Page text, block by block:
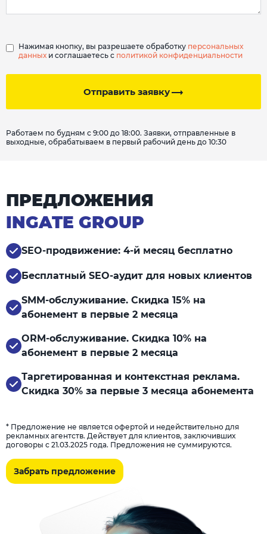
Отправить заявку
Нажимая кнопку, вы разрешаете обработку персональных
данных и соглашаетесь с политикой конфиденциальности
Работаем по будням с 9:00 до 18:00. Заявки, отправленные в
выходные, обрабатываем в первый рабочий день до 10:30
ПРЕДЛОЖЕНИЯ
INGATE GROUP
SEO-продвижение: 4-й месяц бесплатно
Бесплатный SEO-аудит для новых клиентов
SMM-обслуживание. Скидка 15% на
абонемент в первые 2 месяца
ORM-обслуживание. Скидка 10% на
абонемент в первые 2 месяца
Таргетированная и контекстная реклама.
Скидка 30% за первые 3 месяца абонемента
* Предложение не является офертой и недействительно для
рекламных агентств. Действует для клиентов, заключивших
договоры с 21.03.2025 года. Предложения не суммируются.
Забрать предложение